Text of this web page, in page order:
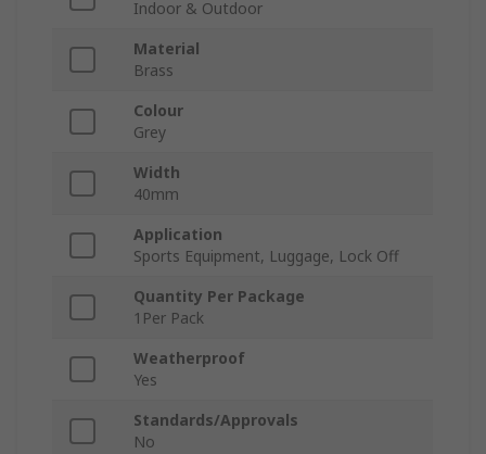
Indoor & Outdoor
Material
Brass
Colour
Grey
Width
40mm
Application
Sports Equipment, Luggage, Lock Off
Quantity Per Package
1Per Pack
Weatherproof
Yes
Standards/Approvals
No